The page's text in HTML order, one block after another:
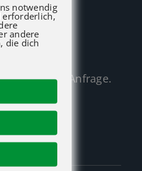
Sie gerne.
für eine Anfrage.
notwendig
erforderlich,
andere
die dich